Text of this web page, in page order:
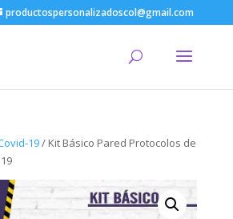
productospersonalizadoscol@gmail.com
19/ Kit Básico Pared Protocolos de